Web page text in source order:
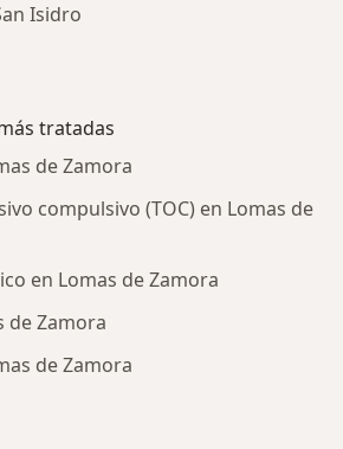
Isidro
tratadas
de Zamora
compulsivo (TOC) en Lomas de
en Lomas de Zamora
de Zamora
de Zamora